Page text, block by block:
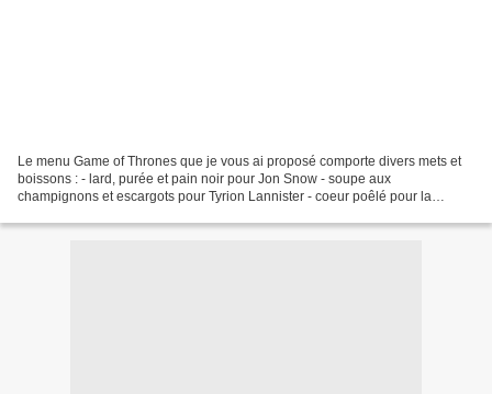
Le menu Game of Thrones que je vous ai proposé comporte divers mets et
boissons : - lard, purée et pain noir pour Jon Snow - soupe aux
champignons et escargots pour Tyrion Lannister - coeur poêlé pour la